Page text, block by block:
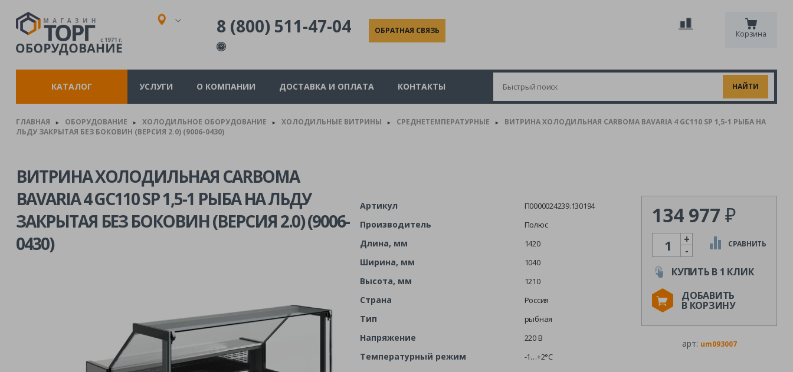
8 (800) 511-47-04 ОБРАТНАЯ СВЯЗЬ Корзина
КАТАЛОГ УСЛУГИ О КОМПАНИИ ДОСТАВКА И ОПЛАТА КОНТАКТЫ
ГЛАВНАЯ ► ОБОРУДОВАНИЕ ► ХОЛОДИЛЬНОЕ ОБОРУДОВАНИЕ ► ХОЛОДИЛЬНЫЕ ВИТРИНЫ ► СРЕДНЕТЕМПЕРАТУРНЫЕ ►
ВИТРИНА ХОЛОДИЛЬНАЯ CARBOMA BAVARIA 4 GC110 SP 1,5-1 РЫБА НА
ЛЬДУ ЗАКРЫТАЯ БЕЗ БОКОВИН (ВЕРСИЯ 2.0) (9006-0430)
ВИТРИНА ХОЛОДИЛЬНАЯ CARBOMA
BAVARIA 4 GC110 SP 1,5-1 РЫБА НА ЛЬДУ
ЗАКРЫТАЯ БЕЗ БОКОВИН (ВЕРСИЯ 2.0) (9006-
0430)
Артикул П0000024239.130194
Производитель Полюс
Длина, мм 1420
Ширина, мм 1040
Высота, мм 1210
Страна Россия
Тип рыбная
Напряжение 220 В
Температурный режим -1…+2°C
134 977 ₽
Количество
-
+ СРАВНИТЬ
КУПИТЬ В 1 КЛИК
ДОБАВИТЬ
В КОРЗИНУ
арт: um093007